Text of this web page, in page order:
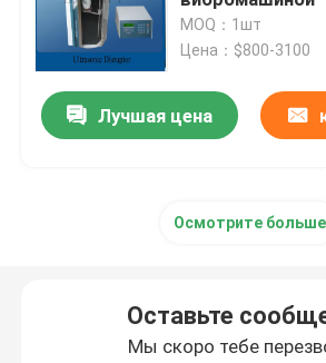
пьезоэлектрический
Погружные ультразвукового
Ультразвуковой очистки
MOQ：1шт
Цена：$800-3100
Лучшая цена
Осмотрите больше
Оставьте
Мы скоро тебе